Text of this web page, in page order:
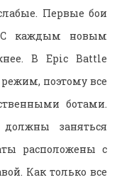
Первые бои
С каждым новым
В Epic Battle
поэтому все
ботами.
заняться
расположены с
Как только все